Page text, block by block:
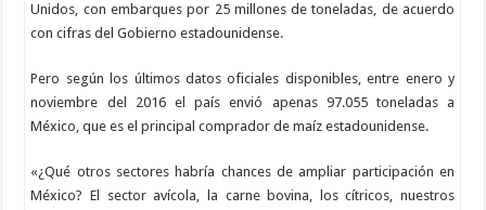
Unidos, con embarques por 25 millones de toneladas, de acuerdo
con cifras del Gobierno estadounidense.
Pero según los últimos datos oficiales disponibles, entre enero y
noviembre del 2016 el país envió apenas 97.055 toneladas a
México, que es el principal comprador de maíz estadounidense.
«¿Qué otros sectores habría chances de ampliar participación en
México? El sector avícola, la carne bovina, los cítricos, nuestros